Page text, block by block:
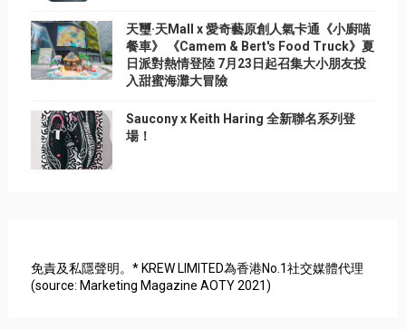
天璽·天Mall x 愛奇藝原創人氣卡通《小廚喵
餐車》 《Camem & Bert's Food Truck》夏
日派對熱情登陸 7月23日起召集大小朋友投
入甜蜜海灘大冒險
Saucony x Keith Haring 全新聯名系列登
場！
免責及私隱聲明。* KREW LIMITED為香港No.1社交媒體代理
(source: Marketing Magazine AOTY 2021)